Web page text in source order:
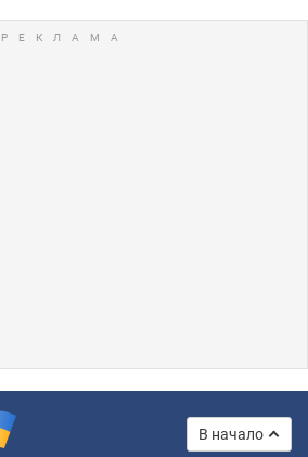
В начало